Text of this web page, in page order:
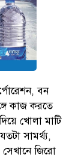
বন
কাজ করতে
খোলা মাটি
সামর্থ্য,
জিরো